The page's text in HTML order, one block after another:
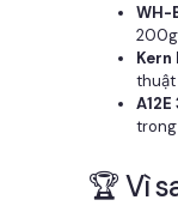
WH-
200g
Kern
thuật
trong
🏆 Vì